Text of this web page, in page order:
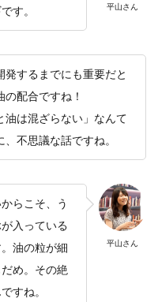
平山さん
す。
するまでにも重要だと
配合ですね！
油は混ざらない」なんて
不思議な話ですね。
平山さん
らこそ、う
入っている
油の粒が細
め。その絶
すね。